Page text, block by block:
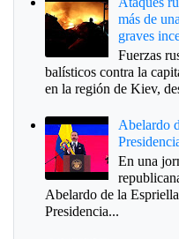
más de
graves
Fuerzas
balísticos contra la
en la región de Kiev,
Abelardo
En una
Abelardo de la
Presidencia...